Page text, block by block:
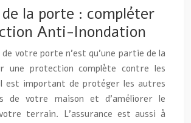
la porte : compléter
Anti-Inondation
votre porte n’est qu’une partie de la
une protection complète contre les
est important de protéger les autres
de votre maison et d’améliorer le
terrain. L’assurance est aussi à